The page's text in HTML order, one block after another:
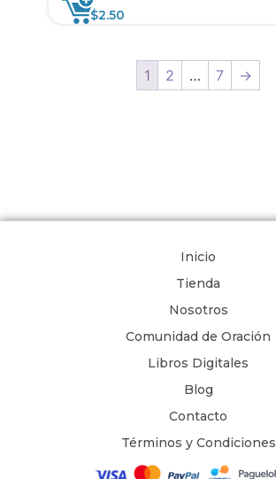
$2.50
1 2 … 7 →
Inicio
Tienda
Nosotros
Comunidad de Oración
Libros Digitales
Blog
Contacto
Términos y Condiciones